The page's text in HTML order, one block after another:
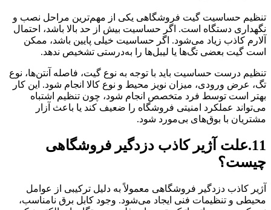
تنظیم حساسیت گیت فروشگاهی یکی از مهم‌ترین مراحل نصب و
نگهداری دستگاه است. اگر حساسیت بیش از حد بالا باشد، احتمال
آلارم کاذب زیاد می‌شود. اگر حساسیت خیلی پایین باشد، ممکن
است گیت بعضی تگ‌ها یا لیبل‌ها را به‌درستی تشخیص ندهد.
تنظیم درست حساسیت باید با توجه به نوع گیت، فاصله آنتن‌ها، نوع
تگ، عرض ورودی، میزان نویز محیط و نوع کالا انجام شود. این کار
بهتر است توسط فرد متخصص انجام شود، چون تنظیم اشتباه
می‌تواند عملکرد امنیتی فروشگاه را ضعیف کند یا باعث آزار
مشتریان با بوق‌های بی‌مورد شود.
11.علت آژیر کاذب دزدگیر فروشگاهی
چیست؟
آژیر کاذب دزدگیر فروشگاهی معمولاً به دلیل ترکیبی از عوامل
محیطی و تنظیمات فنی ایجاد می‌شود. وجود کابل برق نامناسب،